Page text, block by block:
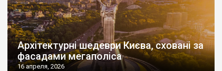
Архітектурні шедеври Києва, сховані за
фасадами мегаполіса
16 апреля, 2026